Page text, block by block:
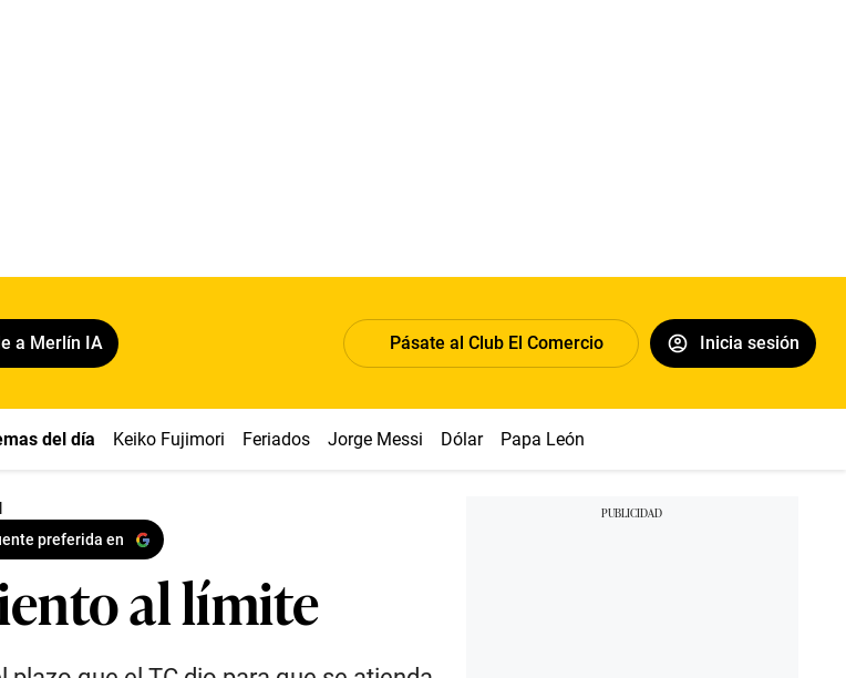
a Merlín IA Pásate al Club El Comercio Inicia sesión
del día Keiko Fujimori Feriados Jorge Messi Dólar Papa León XIV
preferida en
al límite